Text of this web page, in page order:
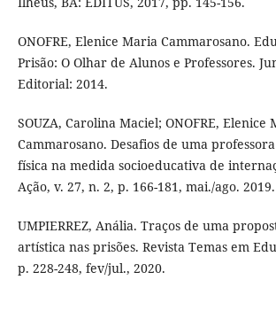
ONOFRE, Elenice Maria Cammarosano.
Prisão: O Olhar de Alunos e Professores.
Editorial: 2014.
SOUZA, Carolina Maciel; ONOFRE, Elenice
Cammarosano. Desafios de uma
física na medida socioeducativa de
Ação, v. 27, n. 2, p. 166-181, mai./ago. 2019.
UMPIERREZ, Anália. Traços de uma
artística nas prisões. Revista Temas em
p. 228-248, fev/jul., 2020.